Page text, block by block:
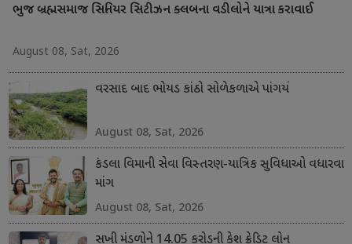
ભુજ બ્રહ્મસમાજ સિનિયર સિટીઝન ક્લબના વડીલોને યાત્રા કરાવાઈ
August 08, Sat, 2026
વરસાદ બાદ ભોયડ કાંઠો સોળેકળાએ પાંગર્યો
August 08, Sat, 2026
કંડલા વિમાની સેવા વિસ્તરણ-યાત્રિક સુવિધાઓ વધારવા
માંગ
August 08, Sat, 2026
સખી મંડળોને 14.05 કરોડની કેશ ક્રેડિટ લોન